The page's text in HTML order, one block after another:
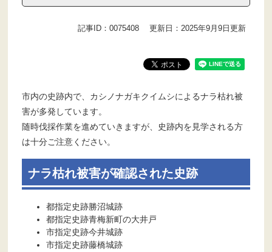
記事ID：0075408 更新日：2025年9月9日更新
市内の史跡内で、カシノナガキクイムシによるナラ枯れ被
害が多発しています。
随時伐採作業を進めていきますが、史跡内を見学される方
は十分ご注意ください。
ナラ枯れ被害が確認された史跡
都指定史跡勝沼城跡
都指定史跡青梅新町の大井戸
市指定史跡今井城跡
市指定史跡藤橋城跡